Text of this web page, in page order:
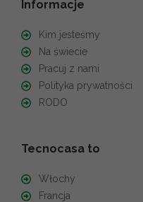
Informacje
Kim jesteśmy
Na świecie
Pracuj z nami
Polityka prywatności
RODO
Tecnocasa to
Włochy
Francja